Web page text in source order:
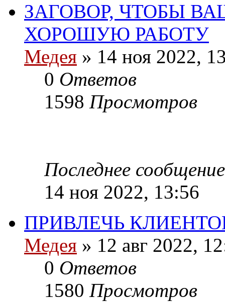
ЗАГОВОР, ЧТОБЫ
ХОРОШУЮ РАБОТУ
Медея » 14 ноя 2022,
0 Ответов
1598 Просмотров
Последнее сообщение
14 ноя 2022, 13:56
ПРИВЛЕЧЬ
Медея » 12 авг 2022,
0 Ответов
1580 Просмотров